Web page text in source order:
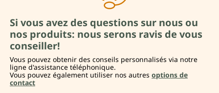
Si vous avez des questions sur nous ou
nos produits: nous serons ravis de vous
conseiller!
Vous pouvez obtenir des conseils personnalisés via notre
ligne d'assistance téléphonique.
Vous pouvez également utiliser nos autres options de
contact